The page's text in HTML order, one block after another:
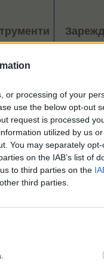
or processing of your
use the below opt-out
request is processed
utilized by us
You may separately
on the IAB’s list of
to third parties on the
third parties.
пирона​
чука
лопати
ножица
дъски
пирона​
2
1
ножици